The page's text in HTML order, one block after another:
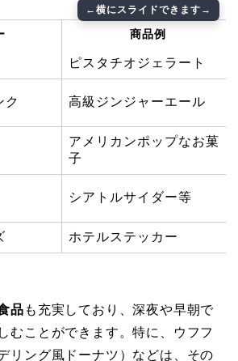
商品例
ピスタチオジェラート
ク 高級ジンジャーエール
アメリカンポップなお菓
子
シアトルサイダー等
ホテルステッカー
品 も充実しており、深夜や早朝で
むことができます。特に、ウフフ
リング風ドーナツ）などは、その